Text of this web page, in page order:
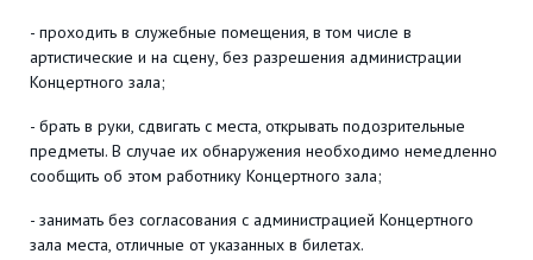
- проходить в служебные помещения, в том числе в
артистические и на сцену, без разрешения администрации
Концертного зала;
- брать в руки, сдвигать с места, открывать подозрительные
предметы. В случае их обнаружения необходимо немедленно
сообщить об этом работнику Концертного зала;
- занимать без согласования с администрацией Концертного
зала места, отличные от указанных в билетах.